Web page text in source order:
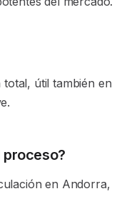
útil también en
proceso?
en Andorra,